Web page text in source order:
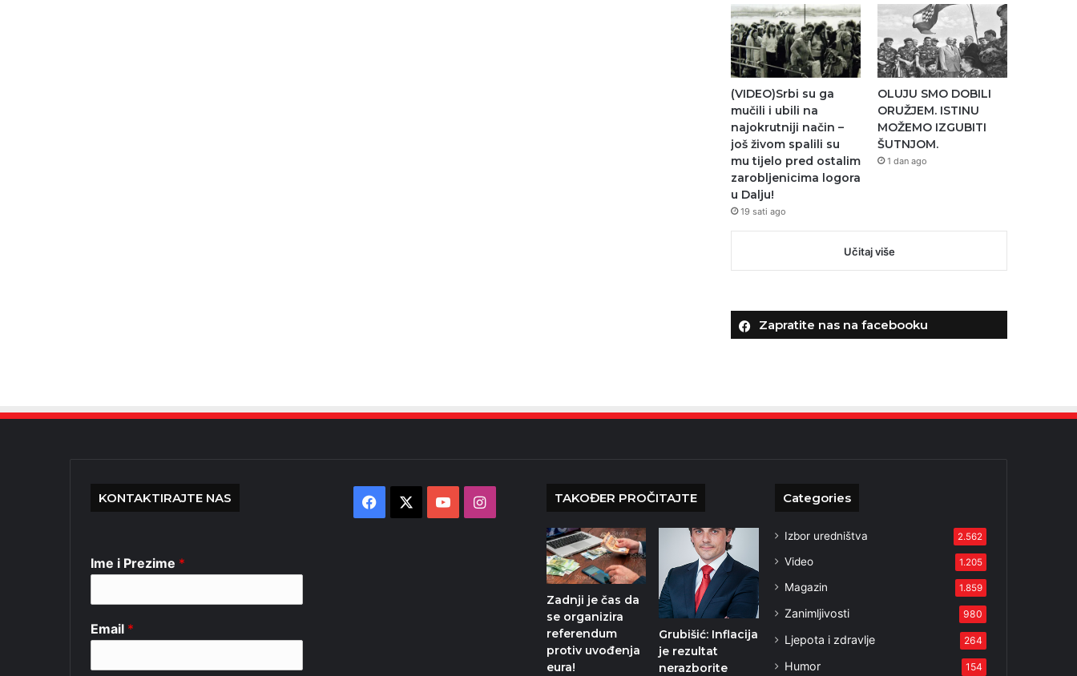
(VIDEO)Srbi su ga
mučili i ubili na
najokrutniji način –
još živom spalili su
mu tijelo pred ostalim
zarobljenicima logora
u Dalju!
19 sati ago
OLUJU SMO DOBILI
ORUŽJEM. ISTINU
MOŽEMO IZGUBITI
ŠUTNJOM.
1 dan ago
Učitaj više
Zapratite nas na facebooku
KONTAKTIRAJTE NAS
Ime i Prezime *
Email *
Facebook YouTubeInstagram TAKOĐER PROČITAJTE
Zadnji je čas da
se organizira
referendum
protiv uvođenja
eura!
Grubišić: Inflacija
je rezultat
nerazborite
Categories
Izbor uredništva 2.562
Video 1.205
Magazin 1.859
Zanimljivosti 980
Ljepota i zdravlje 264
Humor 154